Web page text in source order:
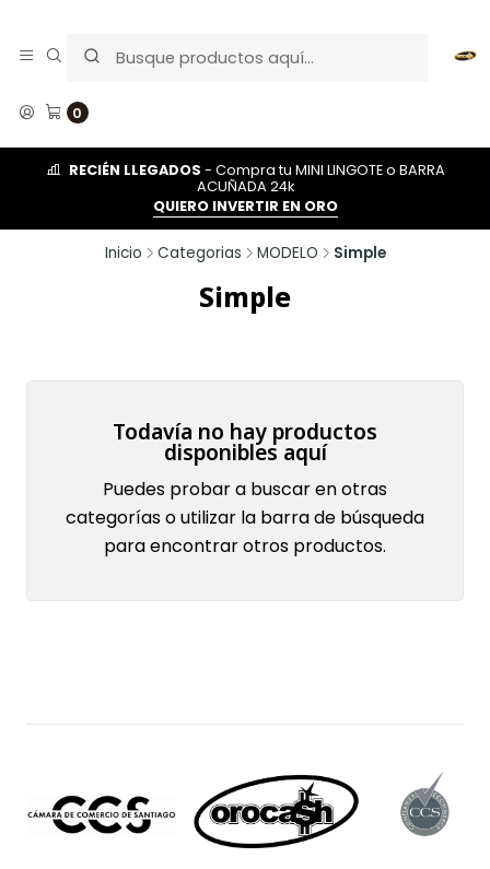
0
RECIÉN LLEGADOS - Compra tu MINI LINGOTE o BARRA
ACUÑADA 24k
QUIERO INVERTIR EN ORO
Inicio Categorias MODELO Simple
Simple
Todavía no hay productos
disponibles aquí
Puedes probar a buscar en otras
categorías o utilizar la barra de búsqueda
para encontrar otros productos.